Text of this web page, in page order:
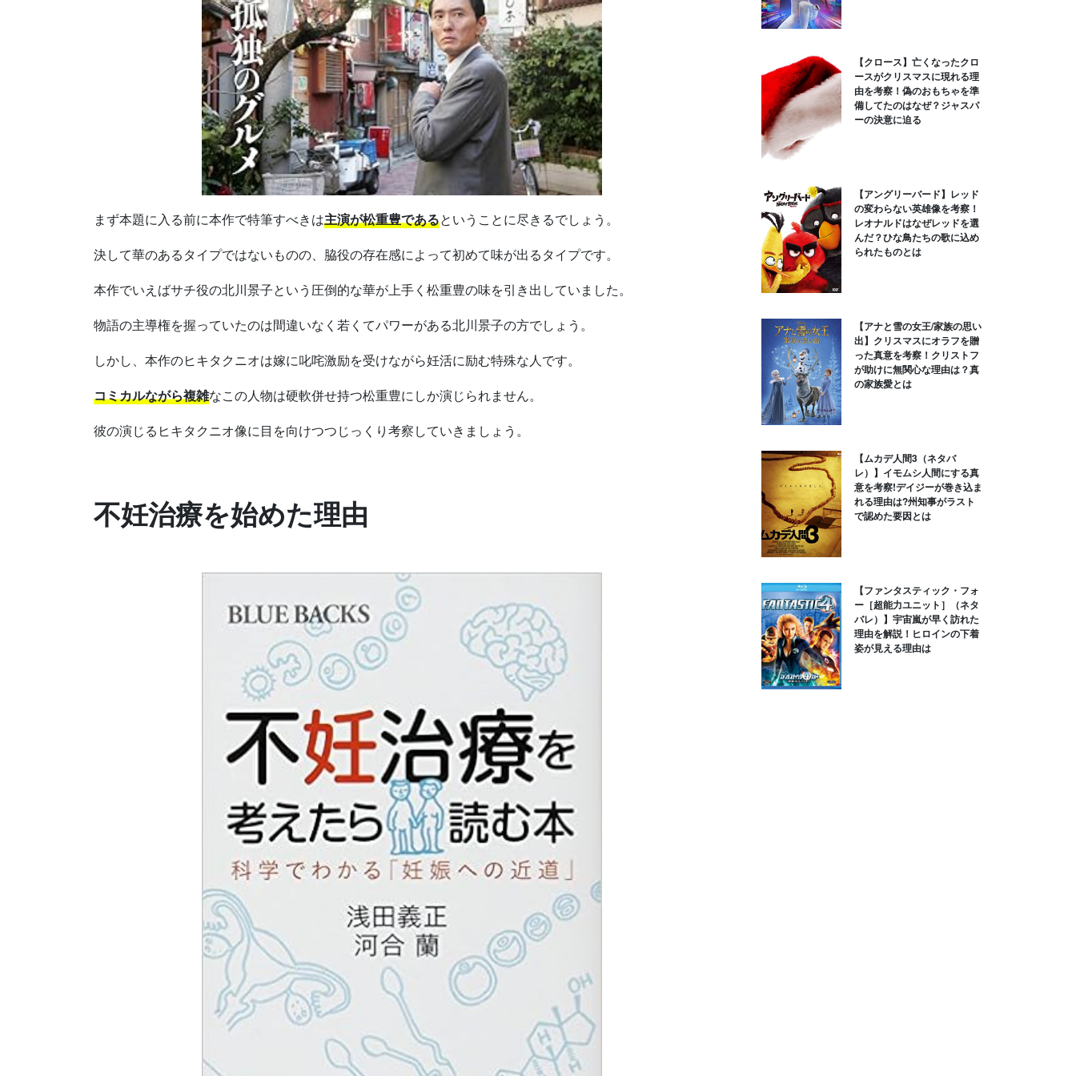
まず本題に入る前に本作で特筆すべきは主演が松重豊であるということに尽きるでしょう。
決して華のあるタイプではないものの、脇役の存在感によって初めて味が出るタイプです。
本作でいえばサチ役の北川景子という圧倒的な華が上手く松重豊の味を引き出していました。
物語の主導権を握っていたのは間違いなく若くてパワーがある北川景子の方でしょう。
しかし、本作のヒキタクニオは嫁に叱咤激励を受けながら妊活に励む特殊な人です。
コミカルながら複雑なこの人物は硬軟併せ持つ松重豊にしか演じられません。
彼の演じるヒキタクニオ像に目を向けつつじっくり考察していきましょう。
不妊治療を始めた理由
【クロース】亡くなったクロ
ースがクリスマスに現れる理
由を考察！偽のおもちゃを準
備してたのはなぜ？ジャスパ
ーの決意に迫る
【アングリーバード】レッド
の変わらない英雄像を考察！
レオナルドはなぜレッドを選
んだ？ひな鳥たちの歌に込め
られたものとは
【アナと雪の女王/家族の思い
出】クリスマスにオラフを贈
った真意を考察！クリストフ
が助けに無関心な理由は？真
の家族愛とは
【ムカデ人間3（ネタバ
レ）】イモムシ人間にする真
意を考察!デイジーが巻き込ま
れる理由は?州知事がラスト
で認めた要因とは
【ファンタスティック・フォ
ー［超能力ユニット］（ネタ
バレ）】宇宙嵐が早く訪れた
理由を解説！ヒロインの下着
姿が見える理由は